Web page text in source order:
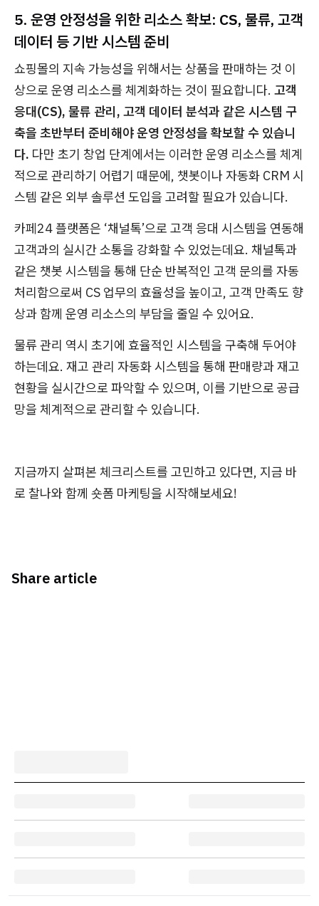
5. 운영 안정성을 위한 리소스 확보: CS, 물류, 고객
데이터 등 기반 시스템 준비
쇼핑몰의 지속 가능성을 위해서는 상품을 판매하는 것 이
상으로 운영 리소스를 체계화하는 것이 필요합니다. 고객
응대(CS), 물류 관리, 고객 데이터 분석과 같은 시스템 구
축을 초반부터 준비해야 운영 안정성을 확보할 수 있습니
다. 다만 초기 창업 단계에서는 이러한 운영 리소스를 체계
적으로 관리하기 어렵기 때문에, 챗봇이나 자동화 CRM 시
스템 같은 외부 솔루션 도입을 고려할 필요가 있습니다.
카페24 플랫폼은 ‘채널톡’으로 고객 응대 시스템을 연동해
고객과의 실시간 소통을 강화할 수 있었는데요. 채널톡과
같은 챗봇 시스템을 통해 단순 반복적인 고객 문의를 자동
처리함으로써 CS 업무의 효율성을 높이고, 고객 만족도 향
상과 함께 운영 리소스의 부담을 줄일 수 있어요.
물류 관리 역시 초기에 효율적인 시스템을 구축해 두어야
하는데요. 재고 관리 자동화 시스템을 통해 판매량과 재고
현황을 실시간으로 파악할 수 있으며, 이를 기반으로 공급
망을 체계적으로 관리할 수 있습니다.
지금까지 살펴본 체크리스트를 고민하고 있다면, 지금 바
로 찰나와 함께 숏폼 마케팅을 시작해보세요!
Share article